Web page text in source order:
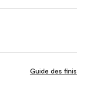
Guide des finis